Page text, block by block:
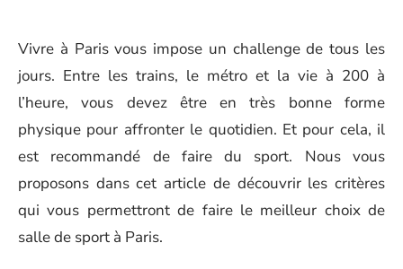
Vivre à Paris vous impose un challenge de tous les
jours. Entre les trains, le métro et la vie à 200 à
l’heure, vous devez être en très bonne forme
physique pour affronter le quotidien. Et pour cela, il
est recommandé de faire du sport. Nous vous
proposons dans cet article de découvrir les critères
qui vous permettront de faire le meilleur choix de
salle de sport à Paris.